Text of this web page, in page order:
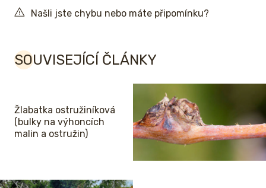
Našli jste chybu nebo máte připomínku?
SOUVISEJÍCÍ ČLÁNKY
Žlabatka ostružiníková
(bulky na výhoncích
malin a ostružin)